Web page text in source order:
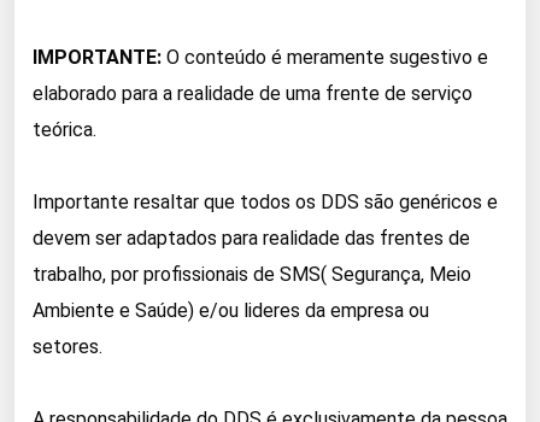
IMPORTANTE: O conteúdo é meramente sugestivo e
elaborado para a realidade de uma frente de serviço
teórica.
Importante resaltar que todos os DDS são genéricos e
devem ser adaptados para realidade das frentes de
trabalho, por profissionais de SMS( Segurança, Meio
Ambiente e Saúde) e/ou lideres da empresa ou
setores.